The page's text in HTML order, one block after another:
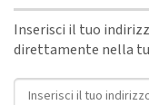
Inserisci il tuo
direttamente nella
Indirizzo email